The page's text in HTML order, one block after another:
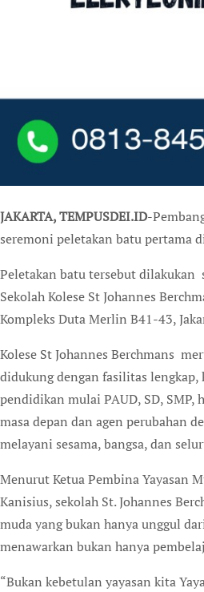
JAKARTA, TEMPUSDEI.ID-
seremoni peletakan batu pertama
Peletakan batu tersebut dilakukan
Sekolah Kolese St Johannes
Kompleks Duta Merlin B41-43,
Kolese St Johannes Berchmans
didukung dengan fasilitas
pendidikan mulai PAUD, SD,
masa depan dan agen perubahan
melayani sesama, bangsa, dan
Menurut Ketua Pembina Yayasan
Kanisius, sekolah St. Johannes
muda yang bukan hanya unggul
menawarkan bukan hanya
“Bukan kebetulan yayasan kita